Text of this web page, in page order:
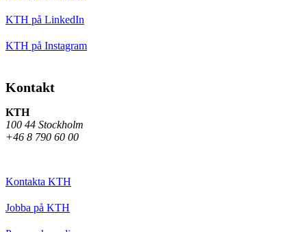
KTH på LinkedIn
KTH på Instagram
Kontakt
KTH
100 44 Stockholm
+46 8 790 60 00
Kontakta KTH
Jobba på KTH